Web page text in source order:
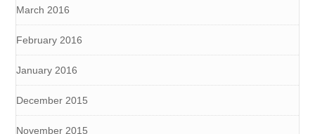
March 2016
February 2016
January 2016
December 2015
November 2015